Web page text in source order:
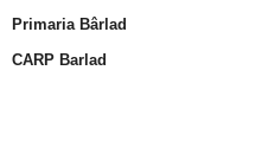
Primaria Bârlad
CARP Barlad